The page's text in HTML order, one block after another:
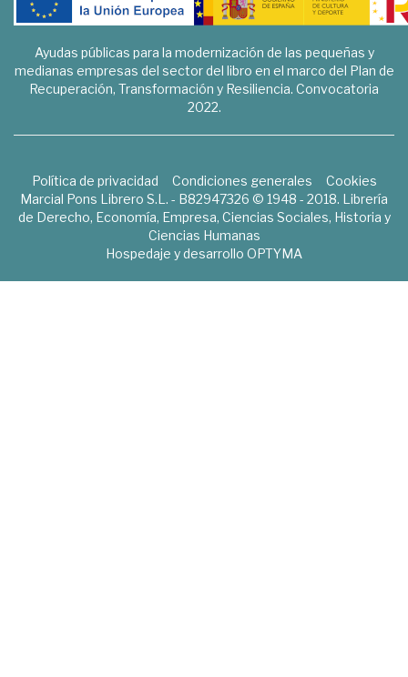
Ayudas públicas para la modernización de las pequeñas y
medianas empresas del sector del libro en el marco del Plan de
Recuperación, Transformación y Resiliencia. Convocatoria
2022.
Política de privacidad Condiciones generales
Cookies
Marcial Pons Librero S.L. - B82947326 © 1948 - 2018. Librería
de Derecho, Economía, Empresa, Ciencias Sociales, Historia y
Ciencias Humanas
Hospedaje y desarrollo OPTYMA